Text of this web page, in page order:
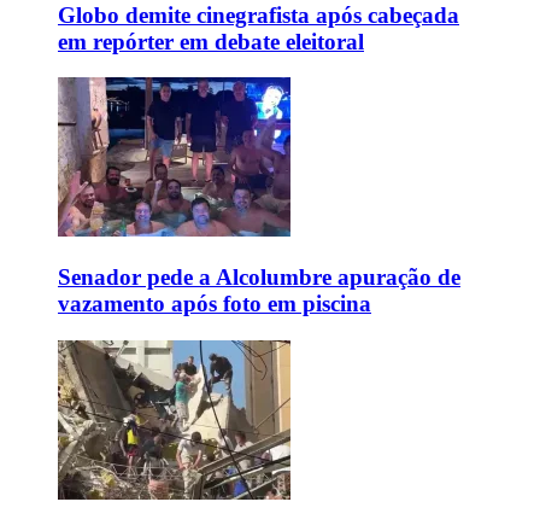
Globo demite cinegrafista após cabeçada
em repórter em debate eleitoral
Senador pede a Alcolumbre apuração de
vazamento após foto em piscina